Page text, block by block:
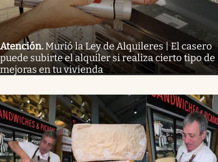
Atención. Murió la Ley de Alquileres | El casero
puede subirte el alquiler si realiza cierto tipo de
mejoras en tu vivienda